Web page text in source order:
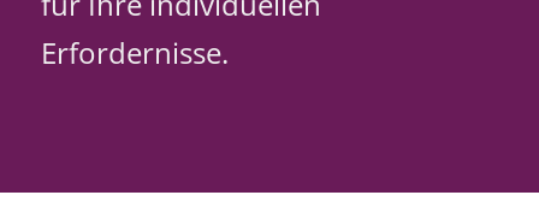
Erfordernisse.